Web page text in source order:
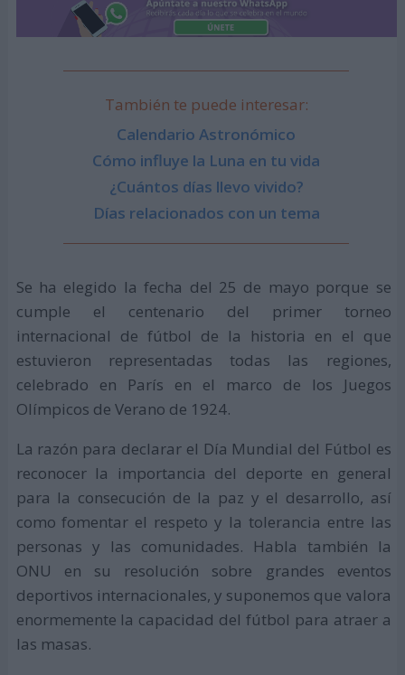
También te puede interesar:
Calendario Astronómico
Cómo influye la Luna en tu vida
¿Cuántos días llevo vivido?
Días relacionados con un tema
Se ha elegido la fecha del 25 de mayo porque se
cumple el centenario del primer torneo
internacional de fútbol de la historia en el que
estuvieron representadas todas las regiones,
celebrado en París en el marco de los Juegos
Olímpicos de Verano de 1924.
La razón para declarar el Día Mundial del Fútbol es
reconocer la importancia del deporte en general
para la consecución de la paz y el desarrollo, así
como fomentar el respeto y la tolerancia entre las
personas y las comunidades. Habla también la
ONU en su resolución sobre grandes eventos
deportivos internacionales, y suponemos que valora
enormemente la capacidad del fútbol para atraer a
las masas.